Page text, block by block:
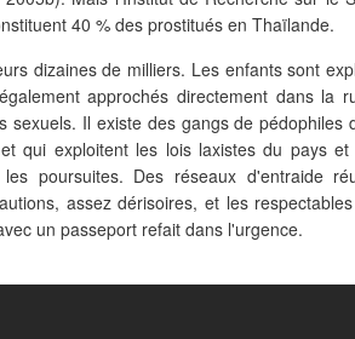
40 % des prostitués en Thaïlande.
dizaines de milliers. Les enfants sont
approchés directement dans la
sexuels. Il existe des gangs de pédophiles
qui exploitent les lois laxistes du pays
poursuites. Des réseaux d'entraide
assez dérisoires, et les
un passeport refait dans l'urgence.